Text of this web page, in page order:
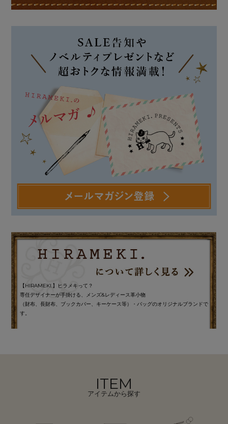
【HIRAMEKI.】ヒラメキって？
専任デザイナーが手掛ける、メンズ&レディース革小物
（財布、長財布、ブックカバー、キーケース等）・バッグのオリジナルブランドで
す。
ITEM
アイテムから探す